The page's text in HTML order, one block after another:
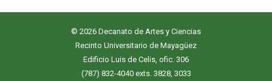
© 2026 Decanato de Artes y Ciencias
Recinto Universitario de Mayagüez
Edificio Luis de Celis, ofic. 306
(787) 832-4040 exts. 3828, 3033